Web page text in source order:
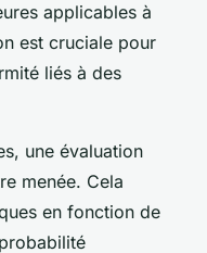
applicables à
est cruciale pour
liés à des
une évaluation
menée. Cela
en fonction de